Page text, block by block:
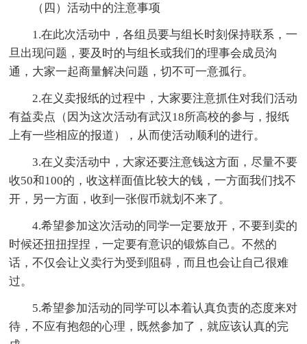
（四）活动中的注意事项
1.在此次活动中，各组员要与组长时刻保持联系，一
旦出现问题，要及时的与组长或我们的理事会成员沟
通，大家一起商量解决问题，切不可一意孤行。
2.在义卖报纸的过程中，大家要注意抓住对我们活动
有益卖点（因为这次活动有武汉18所高校的参与，报纸
上有一些相应的报道），从而使活动顺利的进行。
3.在义卖活动中，大家还要注意钱这方面，尽量不要
收50和100的，收这样面值比较大的钱，一方面我们找不
开，另一方面，收到一张假币就划不来了。
4.希望参加这次活动的同学一定要放开，不要到卖的
时候还扭扭捏捏，一定要有意识的锻炼自己。不然的
话，不仅会让义卖行为受到阻碍，而且也会让自己很难
过。
5.希望参加活动的同学可以本着认真负责的态度来对
待，不应有抱怨的心理，既然参加了，就应该认真的完